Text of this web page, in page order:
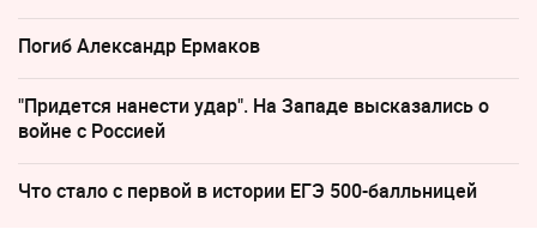
Погиб Александр Ермаков
"Придется нанести удар". На Западе высказались о
войне с Россией
Что стало с первой в истории ЕГЭ 500-балльницей